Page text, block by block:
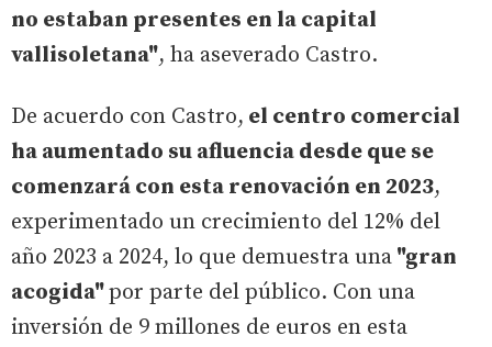
no estaban presentes en la capital
vallisoletana", ha aseverado Castro.
De acuerdo con Castro, el centro comercial
ha aumentado su afluencia desde que se
comenzará con esta renovación en 2023,
experimentado un crecimiento del 12% del
año 2023 a 2024, lo que demuestra una "gran
acogida"por parte del público. Con una
inversión de 9 millones de euros en esta